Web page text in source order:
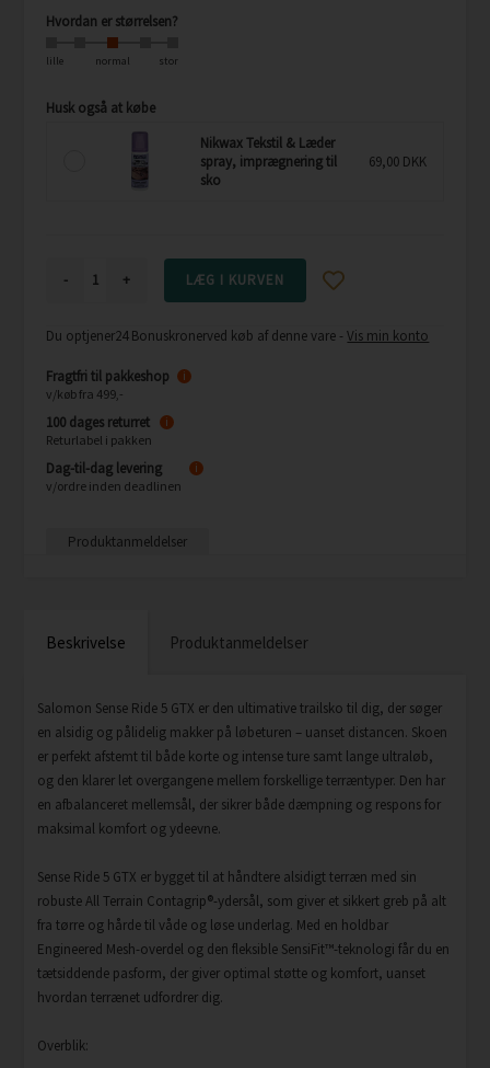
Hvordan er størrelsen?
lille normal stor
Husk også at købe
Nikwax Tekstil & Læder
spray, imprægnering til
sko
69,00 DKK
- +
Du optjener24 Bonuskronerved køb af denne vare -Vis min konto
Fragtfri til pakkeshop
v/køb fra 499,-
i
100 dages returret
Returlabel i pakken
i
Dag-til-dag levering
v/ordre inden deadlinen
i
Produktanmeldelser
Beskrivelse Produktanmeldelser
Salomon Sense Ride 5 GTX er den ultimative trailsko til dig, der søger
en alsidig og pålidelig makker på løbeturen – uanset distancen. Skoen
er perfekt afstemt til både korte og intense ture samt lange ultraløb,
og den klarer let overgangene mellem forskellige terræntyper. Den har
en afbalanceret mellemsål, der sikrer både dæmpning og respons for
maksimal komfort og ydeevne.
Sense Ride 5 GTX er bygget til at håndtere alsidigt terræn med sin
robuste All Terrain Contagrip®-ydersål, som giver et sikkert greb på alt
fra tørre og hårde til våde og løse underlag. Med en holdbar
Engineered Mesh-overdel og den fleksible SensiFit™-teknologi får du en
tætsiddende pasform, der giver optimal støtte og komfort, uanset
hvordan terrænet udfordrer dig.
Overblik: